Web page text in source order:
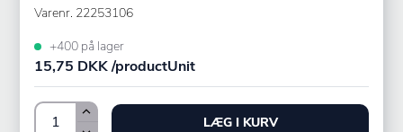
Varenr. 22253106
+400 på lager
15,75 DKK /productUnit
LÆG I KURV